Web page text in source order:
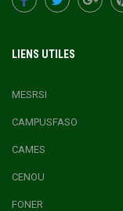
LIENS UTILES
MESRSI
CAMPUSFASO
CAMES
CENOU
FONER